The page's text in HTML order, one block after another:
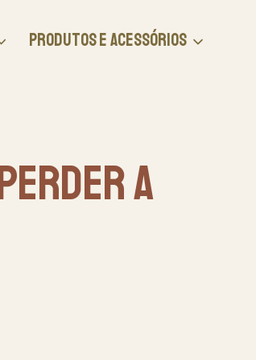
PRODUTOS E ACESSÓRIOS
A